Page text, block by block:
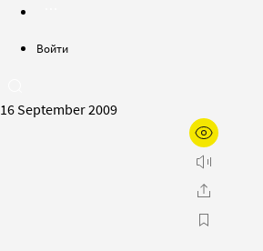
Войти
16 September 2009